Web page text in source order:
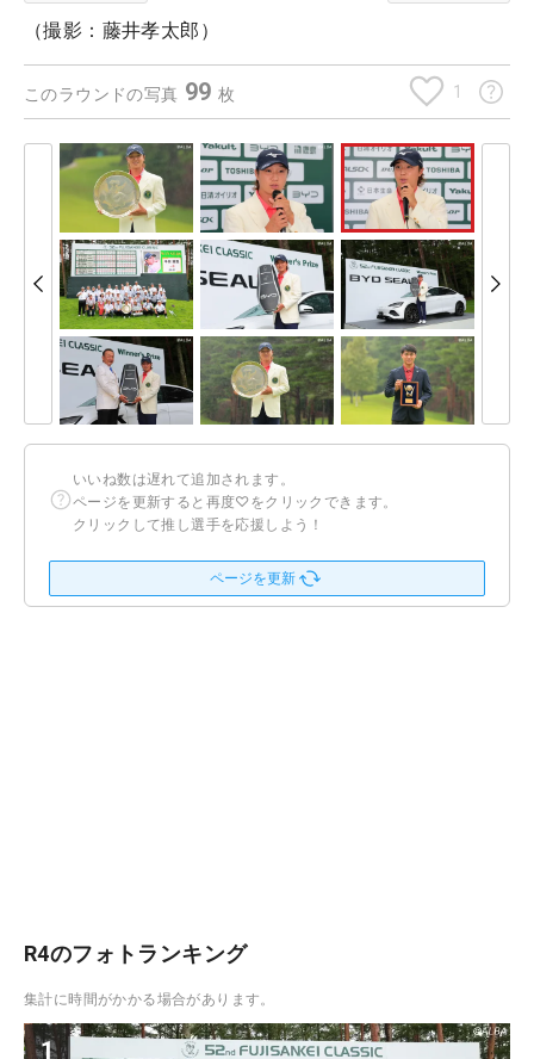
（撮影：藤井孝太郎）
このラウンドの写真 99枚 1
いいね数は遅れて追加されます。
ページを更新すると再度♡をクリックできます。
クリックして推し選手を応援しよう！
ページを更新
R4のフォトランキング
集計に時間がかかる場合があります。
1